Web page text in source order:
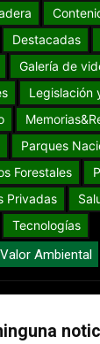
Destacadas
Galería de
Legislación
Parques
Forestales
Privadas
Tecnologías
Valor Ambiental